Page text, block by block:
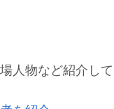
人物など紹介して